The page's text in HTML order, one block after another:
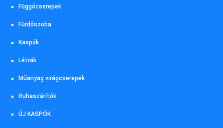
Függőcserepek
Fürdőszoba
Kaspók
Létrák
Műanyag virágcserepek
Ruhaszárítók
ÚJ KASPÓK